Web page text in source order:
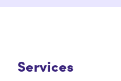
Services